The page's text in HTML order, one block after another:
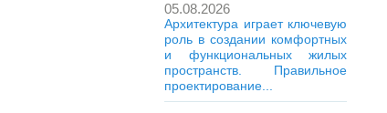
05.08.2026
Архитектура играет ключевую
роль в создании комфортных
и функциональных жилых
пространств. Правильное
проектирование...